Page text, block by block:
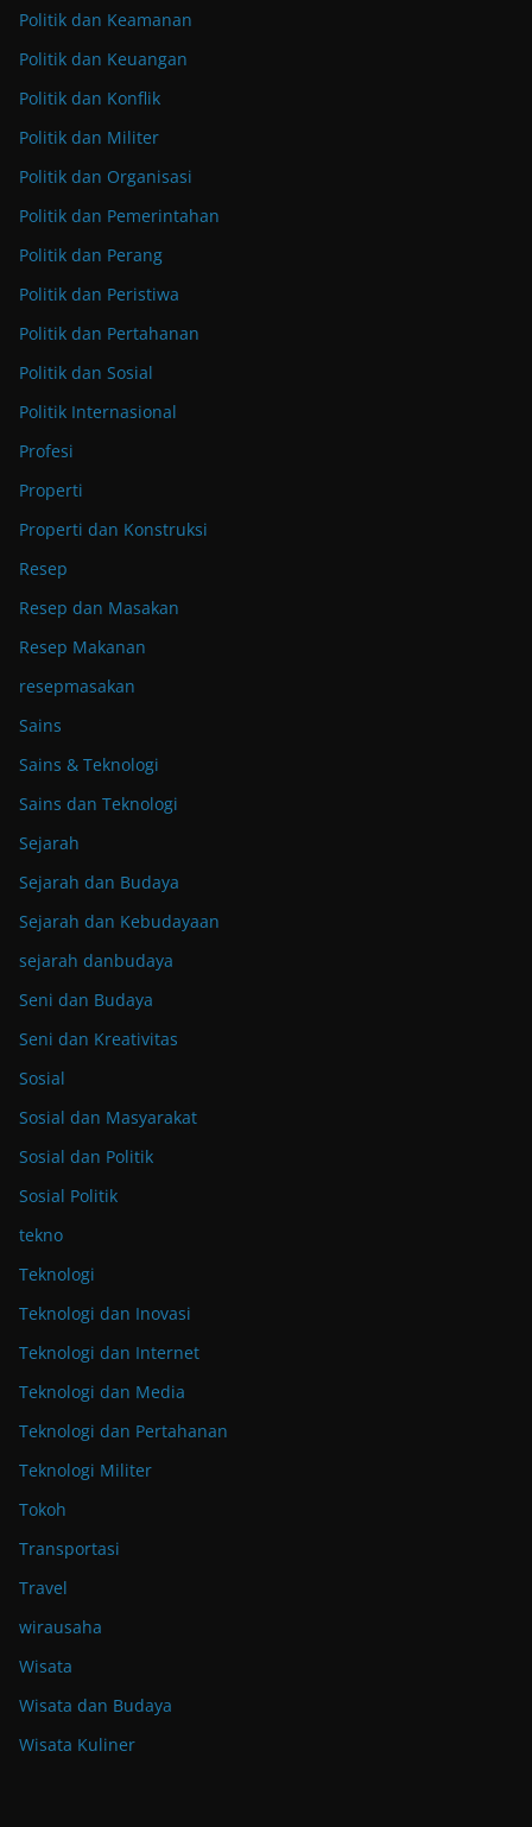
Politik dan Keamanan
Politik dan Keuangan
Politik dan Konflik
Politik dan Militer
Politik dan Organisasi
Politik dan Pemerintahan
Politik dan Perang
Politik dan Peristiwa
Politik dan Pertahanan
Politik dan Sosial
Politik Internasional
Profesi
Properti
Properti dan Konstruksi
Resep
Resep dan Masakan
Resep Makanan
resepmasakan
Sains
Sains & Teknologi
Sains dan Teknologi
Sejarah
Sejarah dan Budaya
Sejarah dan Kebudayaan
sejarah danbudaya
Seni dan Budaya
Seni dan Kreativitas
Sosial
Sosial dan Masyarakat
Sosial dan Politik
Sosial Politik
tekno
Teknologi
Teknologi dan Inovasi
Teknologi dan Internet
Teknologi dan Media
Teknologi dan Pertahanan
Teknologi Militer
Tokoh
Transportasi
Travel
wirausaha
Wisata
Wisata dan Budaya
Wisata Kuliner